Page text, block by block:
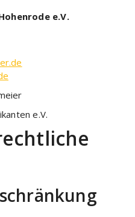
e.V.
e.V.